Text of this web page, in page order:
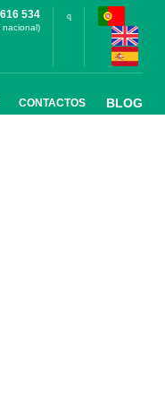
534
nacional)
CONTACTOS BLOG